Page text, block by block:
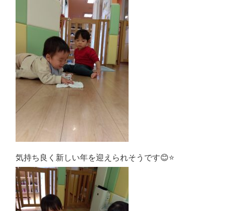
気持ち良く新しい年を迎えられそうです😊⭐